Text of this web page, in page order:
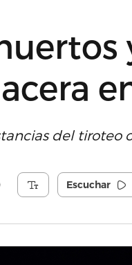
del tiroteo
Escuchar